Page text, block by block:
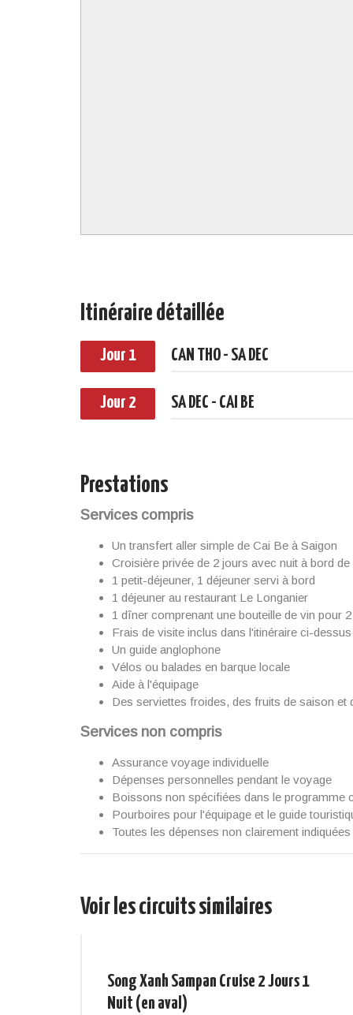
Itinéraire détaillée
Jour 1 CAN THO - SA DEC
Jour 2 SA DEC - CAI BE
Prestations
Services compris
Un transfert aller simple de Cai Be à Saigon
Croisière privée de 2 jours avec nuit à bord
1 petit-déjeuner, 1 déjeuner servi à bord
1 déjeuner au restaurant Le Longanier
1 dîner comprenant une bouteille de vin pour
Frais de visite inclus dans l'itinéraire ci-dessus
Un guide anglophone
Vélos ou balades en barque locale
Aide à l'équipage
Des serviettes froides, des fruits de saison et
Services non compris
Assurance voyage individuelle
Dépenses personnelles pendant le voyage
Boissons non spécifiées dans le programme
Pourboires pour l'équipage et le guide
Toutes les dépenses non clairement
Voir les circuits similaires
Song Xanh Sampan Cruise 2 Jours 1
Nuit (en aval)